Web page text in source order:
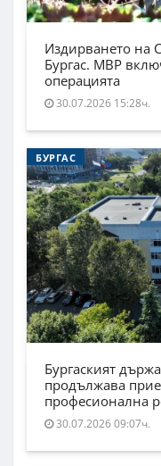
Издирването на
Бургас. МВР
операцията
30.07.2026 15:28ч.
БУРГАС
Бургаският
продължава
професионална
30.07.2026 09:07ч.